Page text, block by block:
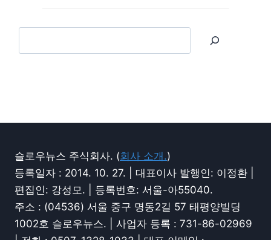
슬로우뉴스 주식회사. (회사 소개.)
등록일자 : 2014. 10. 27. | 대표이사 발행인: 이정환 |
편집인: 강성모. | 등록번호: 서울-아55040.
주소 : (04536) 서울 중구 명동2길 57 태평양빌딩
1002호 슬로우뉴스. | 사업자 등록 : 731-86-02969